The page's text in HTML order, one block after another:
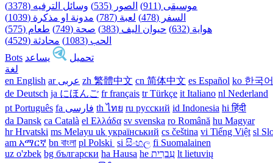
موسيقى (911)
الصور (535)
وسائل الترفيه (3378)
السفر (478)
لعبة (787)
مدونة او مذكرة (1039)
هواية (632)
حيوان اليف (383) صحة (749)
طعام (575)
الحب (1083)
محادثة (4529)
Bots
تحميل
يساعد
لغة
en English
ar عربى zh 繁體中文 cn 简体中文 es Español ko 한국어
de Deutsch ja にほんご fr français tr Türkçe it Italiano nl Nederland
pt Português
th ไทย ru русский id Indonesia hi हिंदी
da Dansk‎ ca Català el Ελλάδα sv svenska ro Română hu Magyar
hr Hrvatski ms Melayu uk український‎ cs čeština‎ vi Tiếng Việt sl
am አማርኛ bn বাংলা pl Polski ‎ si සිංහල fi Suomalainen
uz o'zbek bg български ha Hausa‎ he עִברִית lt lietuvių